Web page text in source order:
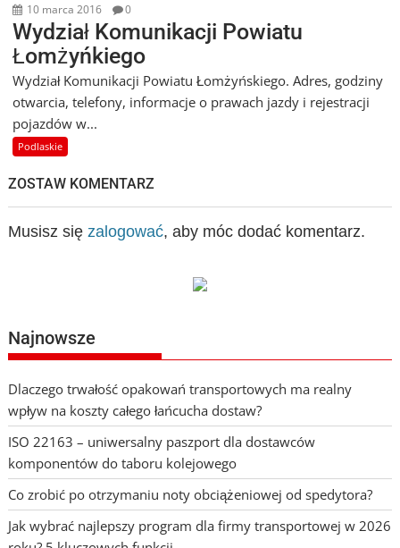
10 marca 2016 0
Wydział Komunikacji Powiatu
Łomżyńkiego
Wydział Komunikacji Powiatu Łomżyńskiego. Adres, godziny
otwarcia, telefony, informacje o prawach jazdy i rejestracji
pojazdów w...
Podlaskie
ZOSTAW KOMENTARZ
Musisz się zalogować, aby móc dodać komentarz.
Najnowsze
Dlaczego trwałość opakowań transportowych ma realny
wpływ na koszty całego łańcucha dostaw?
ISO 22163 – uniwersalny paszport dla dostawców
komponentów do taboru kolejowego
Co zrobić po otrzymaniu noty obciążeniowej od spedytora?
Jak wybrać najlepszy program dla firmy transportowej w 2026